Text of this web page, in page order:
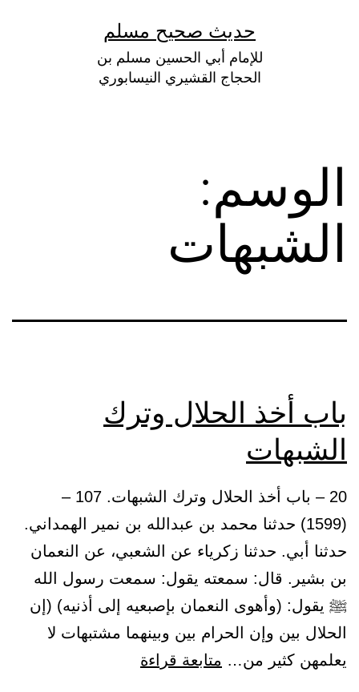
حديث صحيح مسلم
للإمام أبي الحسين مسلم بن
الحجاج القشيري النيسابوري
الوسم:
الشبهات
باب أخذ الحلال وترك
الشبهات
20 – باب أخذ الحلال وترك الشبهات. 107 –
(1599) حدثنا محمد بن عبدالله بن نمير الهمداني.
حدثنا أبي. حدثنا زكرياء عن الشعبي، عن النعمان
بن بشير. قال: سمعته يقول: سمعت رسول الله
ﷺ يقول: (وأهوى النعمان بإصبعيه إلى أذنيه) (إن
الحلال بين وإن الحرام بين وبينهما مشتبهات لا
يعلمهن كثير من… متابعة قراءة